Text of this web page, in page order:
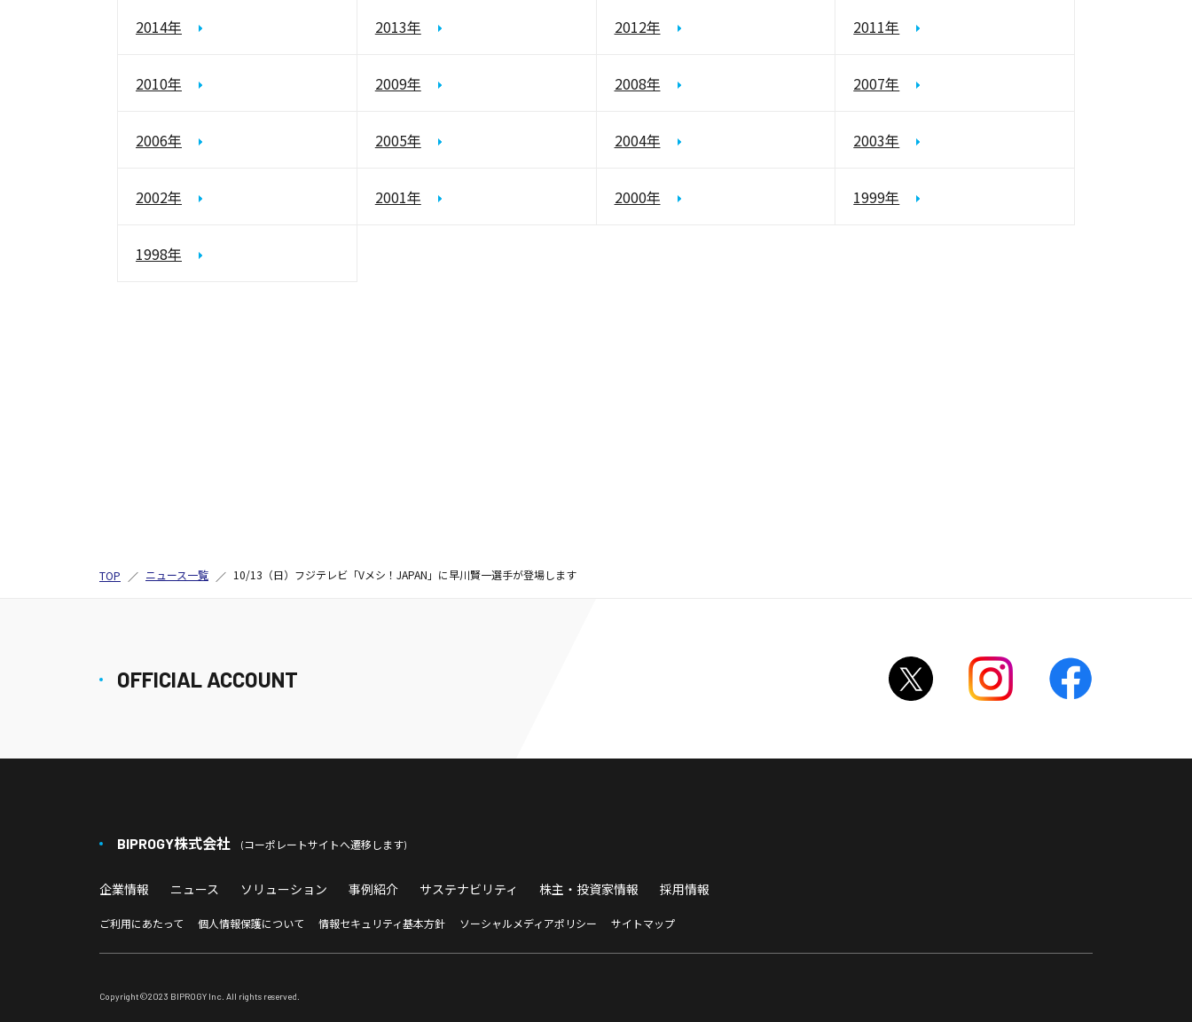
2014年 2013年 2012年 2011年
2010年 2009年 2008年 2007年
2006年 2005年 2004年 2003年
2002年 2001年 2000年 1999年
1998年
TOP ニュース一覧 10/13（日）フジテレビ「Vメシ！JAPAN」に早川賢一選手が登場します
OFFICIAL ACCOUNT
BIPROGY株式会社 (コーポレートサイトへ遷移します)
企業情報 ニュース ソリューション 事例紹介 サステナビリティ 株主・投資家情報 採用情報
ご利用にあたって 個人情報保護について 情報セキュリティ基本方針 ソーシャルメディアポリシー サイトマップ
Copyright©2023 BIPROGY Inc. All rights reserved.